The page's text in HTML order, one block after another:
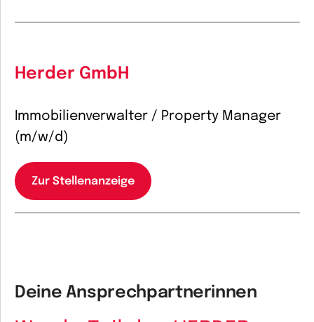
Herder GmbH
Immobilienverwalter / Property Manager
(m/w/d)
Zur Stellenanzeige
Deine Ansprechpartnerinnen